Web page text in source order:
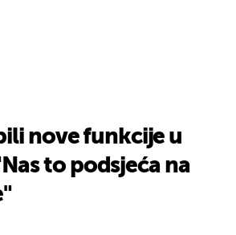
nove funkcije u
to podsjeća na